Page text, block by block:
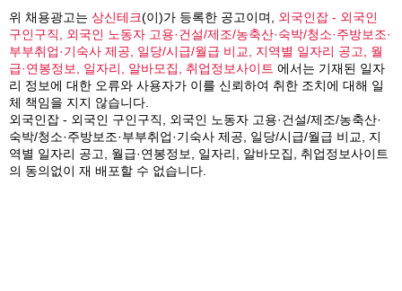
위 채용광고는 상신테크(이)가 등록한 공고이며, 외국인잡 - 외국인
구인구직, 외국인 노동자 고용·건설/제조/농축산·숙박/청소·주방보조·
부부취업·기숙사 제공, 일당/시급/월급 비교, 지역별 일자리 공고, 월
급·연봉정보, 일자리, 알바모집, 취업정보사이트 에서는 기재된 일자
리 정보에 대한 오류와 사용자가 이를 신뢰하여 취한 조치에 대해 일
체 책임을 지지 않습니다.
외국인잡 - 외국인 구인구직, 외국인 노동자 고용·건설/제조/농축산·
숙박/청소·주방보조·부부취업·기숙사 제공, 일당/시급/월급 비교, 지
역별 일자리 공고, 월급·연봉정보, 일자리, 알바모집, 취업정보사이트
의 동의없이 재 배포할 수 없습니다.